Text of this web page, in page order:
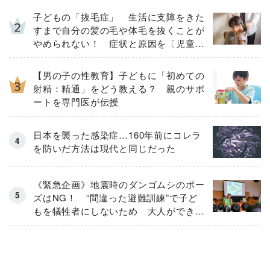
子どもの「抜毛症」 生活に支障をきた
すまで自分の髪の毛や体毛を抜くことが
やめられない！ 症状と原因を〔児童精
神科医が解説〕
【男の子の性教育】子どもに「初めての
射精：精通」をどう教える？ 親のサポ
ートを専門医が伝授
日本を襲った感染症…160年前にコレラ
を防いだ方法は現代と同じだった
《緊急企画》地震時のダンゴムシのポー
ズはNG！ “間違った避難訓練”で子ど
もを犠牲者にしないため 大人ができる
こととは？